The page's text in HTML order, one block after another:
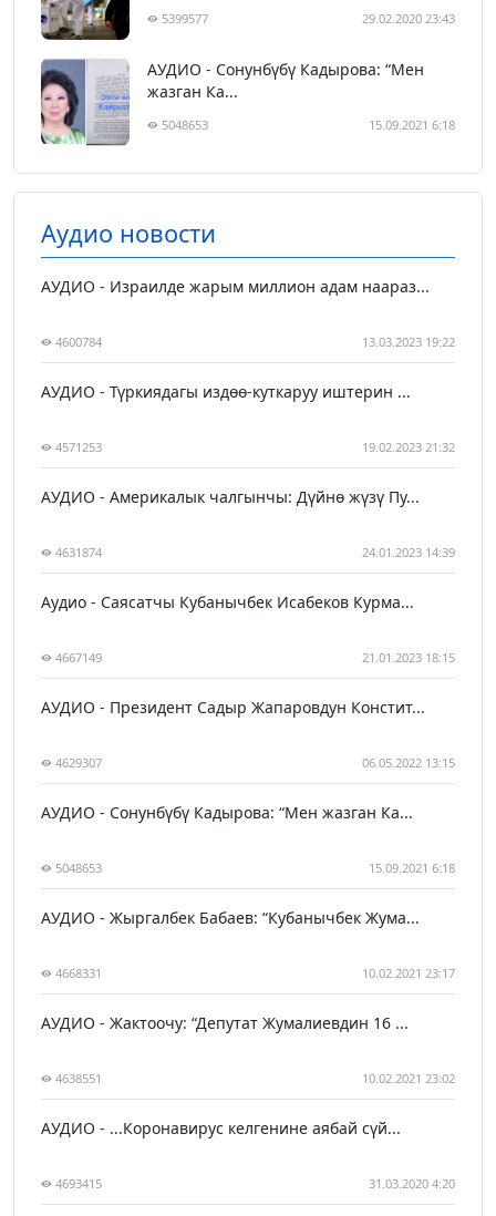
5399577 29.02.2020 23:43
АУДИО - Сонунбүбү Кадырова: “Мен
жазган Ка...
5048653 15.09.2021 6:18
Аудио новости
АУДИО - Израилде жарым миллион адам наараз...
4600784 13.03.2023 19:22
АУДИО - Түркиядагы издөө-куткаруу иштерин ...
4571253 19.02.2023 21:32
АУДИО - Америкалык чалгынчы: Дүйнө жүзү Пу...
4631874 24.01.2023 14:39
Аудио - Саясатчы Кубанычбек Исабеков Курма...
4667149 21.01.2023 18:15
АУДИО - Президент Садыр Жапаровдун Констит...
4629307 06.05.2022 13:15
АУДИО - Сонунбүбү Кадырова: “Мен жазган Ка...
5048653 15.09.2021 6:18
АУДИО - Жыргалбек Бабаев: “Кубанычбек Жума...
4668331 10.02.2021 23:17
АУДИО - Жактоочу: “Депутат Жумалиевдин 16 ...
4638551 10.02.2021 23:02
АУДИО - ...Коронавирус келгенине аябай сүй...
4693415 31.03.2020 4:20